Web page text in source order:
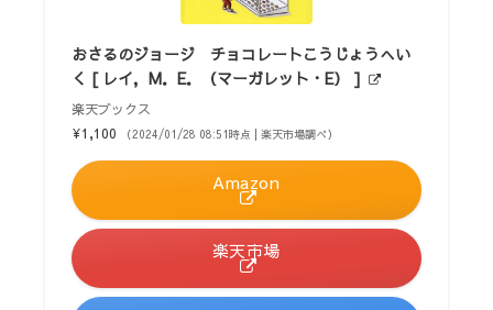
おさるのジョージ チョコレートこうじょうへい
く [ レイ，M．E．（マーガレット・E） ]
楽天ブックス
¥1,100
（2024/01/28 08:51時点 | 楽天市場調べ）
Amazon
楽天市場